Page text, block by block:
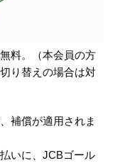
料。（本会員の方
り替えの場合は対
補償が適用されま
いに、JCBゴール